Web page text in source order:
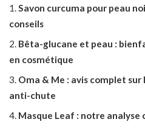
Savon curcuma pour peau
conseils
Bêta-glucane et peau :
en cosmétique
Oma & Me : avis complet
anti-chute
Masque Leaf : notre